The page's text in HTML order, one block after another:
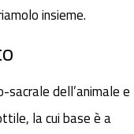
insieme.
dell’animale e
la cui base è a